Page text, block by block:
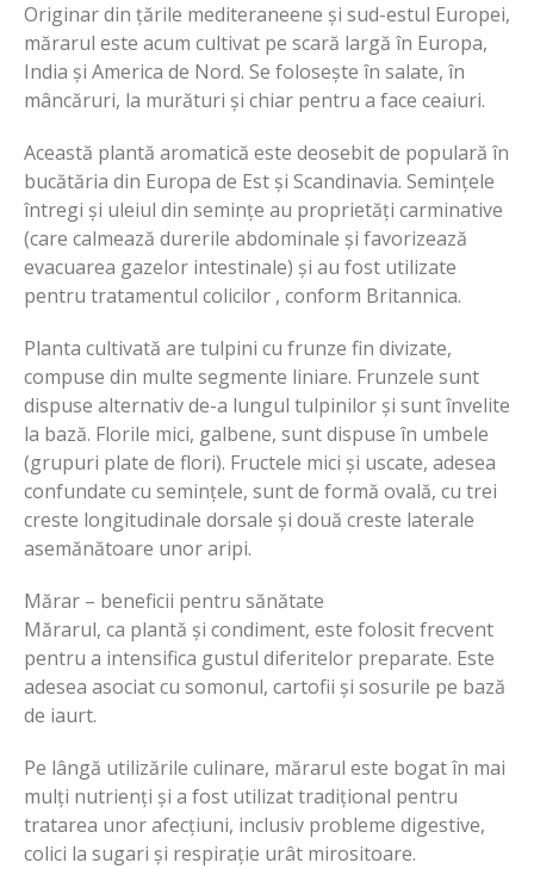
Originar din țările mediteraneene și sud-estul Europei,
mărarul este acum cultivat pe scară largă în Europa,
India și America de Nord. Se folosește în salate, în
mâncăruri, la murături și chiar pentru a face ceaiuri.
Această plantă aromatică este deosebit de populară în
bucătăria din Europa de Est și Scandinavia. Semințele
întregi și uleiul din semințe au proprietăți carminative
(care calmează durerile abdominale și favorizează
evacuarea gazelor intestinale) și au fost utilizate
pentru tratamentul colicilor , conform Britannica.
Planta cultivată are tulpini cu frunze fin divizate,
compuse din multe segmente liniare. Frunzele sunt
dispuse alternativ de-a lungul tulpinilor și sunt învelite
la bază. Florile mici, galbene, sunt dispuse în umbele
(grupuri plate de flori). Fructele mici și uscate, adesea
confundate cu semințele, sunt de formă ovală, cu trei
creste longitudinale dorsale și două creste laterale
asemănătoare unor aripi.
Mărar – beneficii pentru sănătate
Mărarul, ca plantă și condiment, este folosit frecvent
pentru a intensifica gustul diferitelor preparate. Este
adesea asociat cu somonul, cartofii și sosurile pe bază
de iaurt.
Pe lângă utilizările culinare, mărarul este bogat în mai
mulți nutrienți și a fost utilizat tradițional pentru
tratarea unor afecțiuni, inclusiv probleme digestive,
colici la sugari și respirație urât mirositoare.